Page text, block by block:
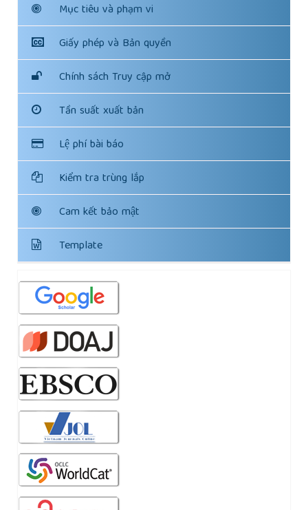
Mục tiêu và phạm vi
Giấy phép và Bản quyền
Chính sách Truy cập mở
Tần suất xuất bản
Lệ phí bài báo
Kiểm tra trùng lắp
Cam kết bảo mật
Template